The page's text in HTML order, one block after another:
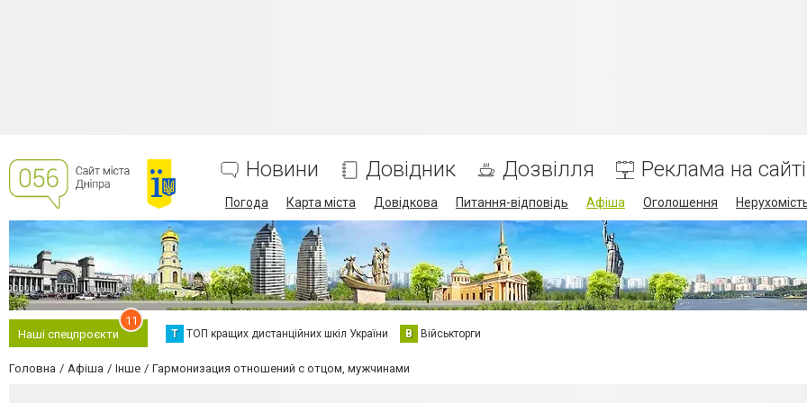
Новини Довідник Дозвілля Реклама на сайті
Погода Карта міста Довідкова Питання-відповідь Афіша Оголошення
Наші спецпроєкти
11
Т ТОП кращих дистанційних шкіл України В Військторги
Головна Афіша Інше Гармонизация отношений с отцом, мужчинами